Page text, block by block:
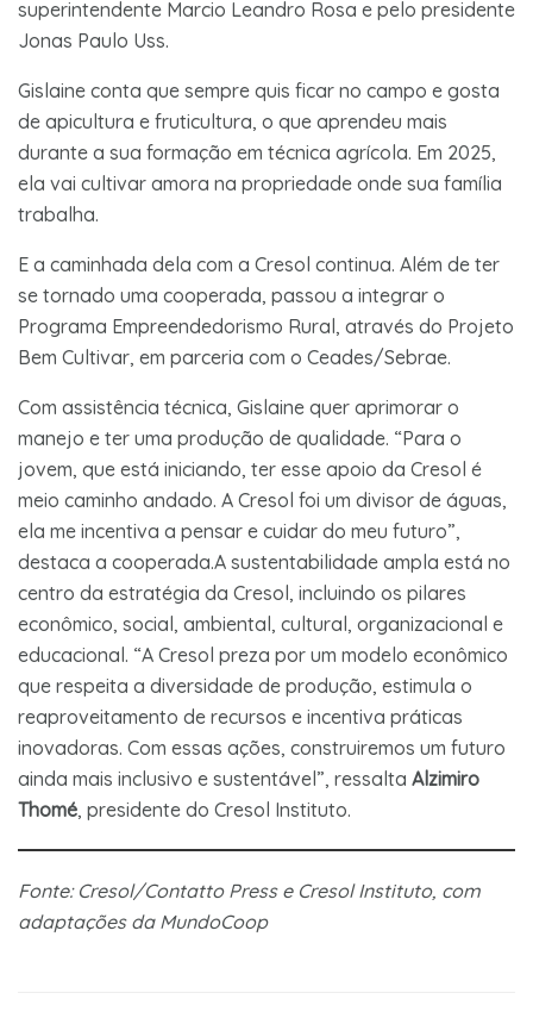
superintendente Marcio Leandro Rosa e pelo presidente
Jonas Paulo Uss.
Gislaine conta que sempre quis ficar no campo e gosta
de apicultura e fruticultura, o que aprendeu mais
durante a sua formação em técnica agrícola. Em 2025,
ela vai cultivar amora na propriedade onde sua família
trabalha.
E a caminhada dela com a Cresol continua. Além de ter
se tornado uma cooperada, passou a integrar o
Programa Empreendedorismo Rural, através do Projeto
Bem Cultivar, em parceria com o Ceades/Sebrae.
Com assistência técnica, Gislaine quer aprimorar o
manejo e ter uma produção de qualidade. “Para o
jovem, que está iniciando, ter esse apoio da Cresol é
meio caminho andado. A Cresol foi um divisor de águas,
ela me incentiva a pensar e cuidar do meu futuro”,
destaca a cooperada.A sustentabilidade ampla está no
centro da estratégia da Cresol, incluindo os pilares
econômico, social, ambiental, cultural, organizacional e
educacional. “A Cresol preza por um modelo econômico
que respeita a diversidade de produção, estimula o
reaproveitamento de recursos e incentiva práticas
inovadoras. Com essas ações, construiremos um futuro
ainda mais inclusivo e sustentável”, ressalta Alzimiro
Thomé, presidente do Cresol Instituto.
Fonte: Cresol/Contatto Press e Cresol Instituto, com
adaptações da MundoCoop